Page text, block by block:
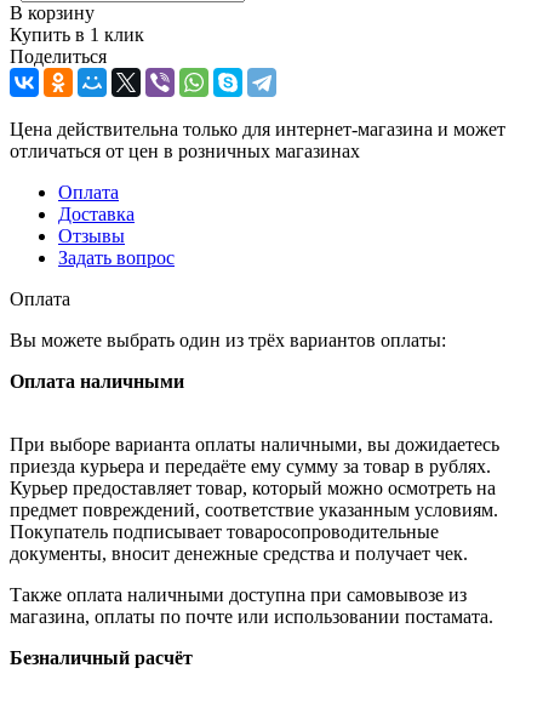
В корзину
Купить в 1 клик
Поделиться
Цена действительна только для интернет-магазина и может
отличаться от цен в розничных магазинах
Оплата
Доставка
Отзывы
Задать вопрос
Оплата
Вы можете выбрать один из трёх вариантов оплаты:
Оплата наличными
При выборе варианта оплаты наличными, вы дожидаетесь
приезда курьера и передаёте ему сумму за товар в рублях.
Курьер предоставляет товар, который можно осмотреть на
предмет повреждений, соответствие указанным условиям.
Покупатель подписывает товаросопроводительные
документы, вносит денежные средства и получает чек.
Также оплата наличными доступна при самовывозе из
магазина, оплаты по почте или использовании постамата.
Безналичный расчёт